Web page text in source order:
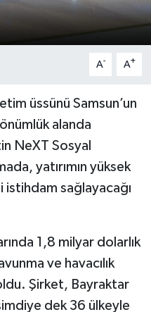
A- A+
üssünü Samsun’un
alanda
NeXT Sosyal
yatırımın yüksek
sağlayacağı
1,8 milyar dolarlık
ve havacılık
Şirket, Bayraktar
dek 36 ülkeyle